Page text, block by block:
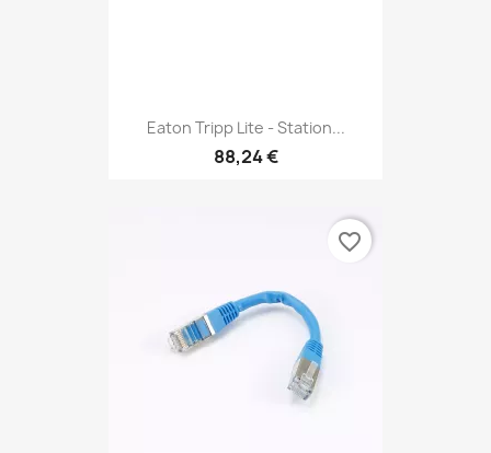
Eaton Tripp Lite - Station...
88,24 €
favorite_border